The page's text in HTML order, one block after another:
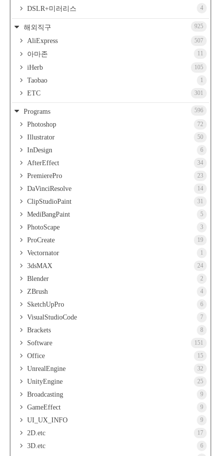
DSLR+미러리스 4
해외직구 925
AliExpress 507
아마존 11
iHerb 105
Taobao 1
ETC 301
Programs 596
Photoshop 72
Illustrator 50
InDesign 6
AfterEffect 34
PremierePro 23
DaVinciResolve 14
ClipStudioPaint 31
MediBangPaint 5
PhotoScape 3
ProCreate 19
Vectornator 1
3dsMAX 24
Blender 2
ZBrush 4
SketchUpPro 6
VisualStudioCode 7
Brackets 8
Software 151
Office 15
UnrealEngine 32
UnityEngine 25
Broadcasting 9
GameEffect 9
UI_UX_INFO 9
2D.etc 17
3D.etc 6